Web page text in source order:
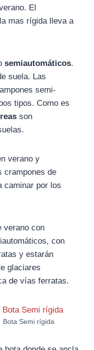
El
mas rígida lleva a
semiautomáticos.
suela. Las
semi-
tipos. Como es
son
verano y
crampones de
caminar por los
verano con
con
y estarán
glaciares
de vías ferratas.
Bota Semi rígida